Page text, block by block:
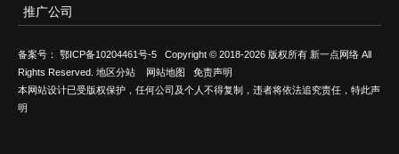
推广公司
备案号： 鄂ICP备10204461号-5 Copyright © 2018-2026 版权所有 新一点网络 All
Rights Reserved. 地区分站 网站地图
免责声明
本网站设计已受版权保护，任何公司及个人不得复制，违者将依法追究责任，特此声
明